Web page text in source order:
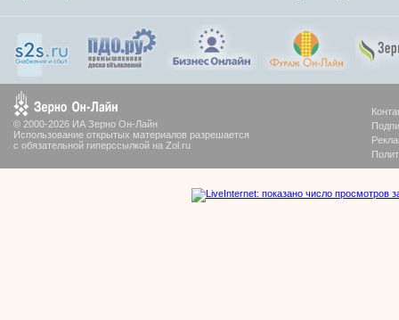
© 2000-2026 ИА Зерно Он-Лайн
Использование открытых материалов разрешается
с обязательной гиперссылкой на Zol.ru